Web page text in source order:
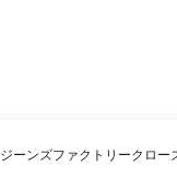
ジーンズファクトリークロー